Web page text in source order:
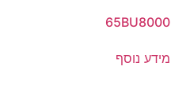
65BU8000
מידע נוסף